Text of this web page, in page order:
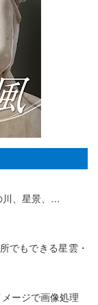
川、星景、…
でもできる星雲・
ージで画像処理